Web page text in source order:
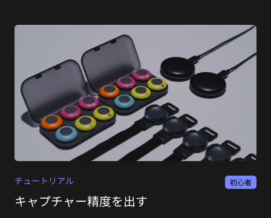
チュートリアル 初心者
キャプチャー精度を出す